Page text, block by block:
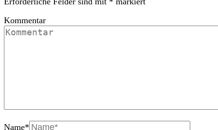
Kommentar
Name*